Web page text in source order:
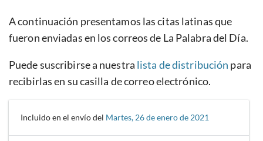
A continuación presentamos las citas latinas que
fueron enviadas en los correos de La Palabra del Día.
Puede suscribirse a nuestra lista de distribución para
recibirlas en su casilla de correo electrónico.
Incluido en el envío del Martes, 26 de enero de 2021